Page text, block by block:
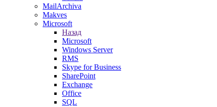
MailArchiva
Makves
Microsoft
Назад
Microsoft
Windows Server
RMS
Skype for Business
SharePoint
Exchange
Office
SQL